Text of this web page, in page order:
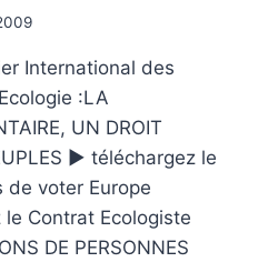
International des
:LA
UN DROIT
► téléchargez le
de voter Europe
Contrat Ecologiste
DE PERSONNES